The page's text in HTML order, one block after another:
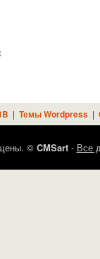
| Темы Wordpress|
© CMSart- Все